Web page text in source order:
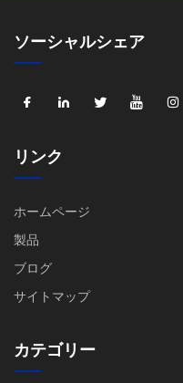
ソーシャルシェア
リンク
ホームページ
製品
ブログ
サイトマップ
カテゴリー